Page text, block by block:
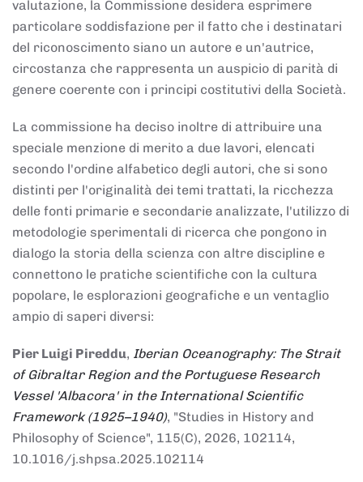
valutazione, la Commissione desidera esprimere
particolare soddisfazione per il fatto che i destinatari
del riconoscimento siano un autore e un'autrice,
circostanza che rappresenta un auspicio di parità di
genere coerente con i principi costitutivi della Società.
La commissione ha deciso inoltre di attribuire una
speciale menzione di merito a due lavori, elencati
secondo l'ordine alfabetico degli autori, che si sono
distinti per l'originalità dei temi trattati, la ricchezza
delle fonti primarie e secondarie analizzate, l'utilizzo di
metodologie sperimentali di ricerca che pongono in
dialogo la storia della scienza con altre discipline e
connettono le pratiche scientifiche con la cultura
popolare, le esplorazioni geografiche e un ventaglio
ampio di saperi diversi:
Pier Luigi Pireddu, Iberian Oceanography: The Strait
of Gibraltar Region and the Portuguese Research
Vessel 'Albacora' in the International Scientific
Framework (1925–1940), "Studies in History and
Philosophy of Science", 115(C), 2026, 102114,
10.1016/j.shpsa.2025.102114